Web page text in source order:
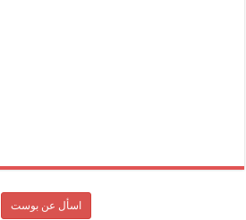
اسأل عن بوست